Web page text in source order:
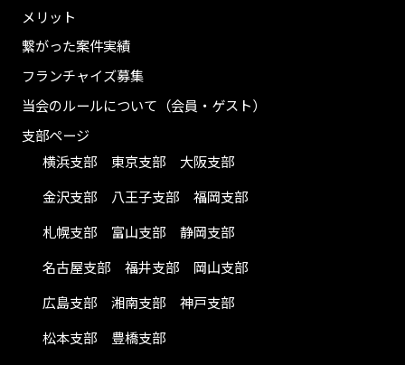
メリット
繋がった案件実績
フランチャイズ募集
当会のルールについて（会員・ゲスト）
支部ページ
横浜支部
東京支部
大阪支部
金沢支部
八王子支部
福岡支部
札幌支部
富山支部
静岡支部
名古屋支部
福井支部
岡山支部
広島支部
湘南支部
神戸支部
松本支部
豊橋支部